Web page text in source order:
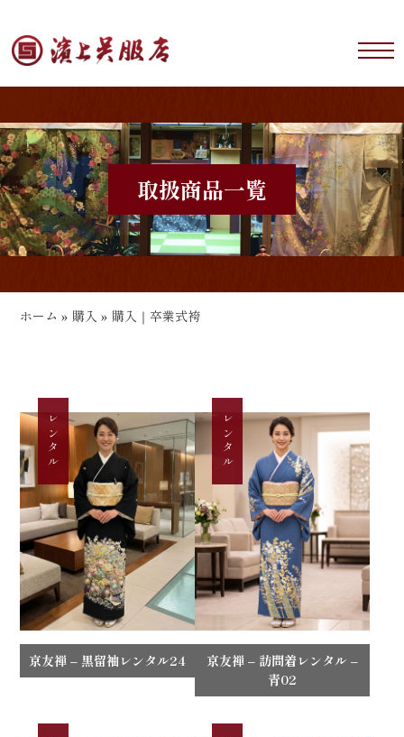
取扱商品一覧
ホーム » 購入 » 購入｜卒業式袴
レンタル
京友禅 – 黒留袖レンタル24
レンタル
京友禅 – 訪問着レンタル –
青02